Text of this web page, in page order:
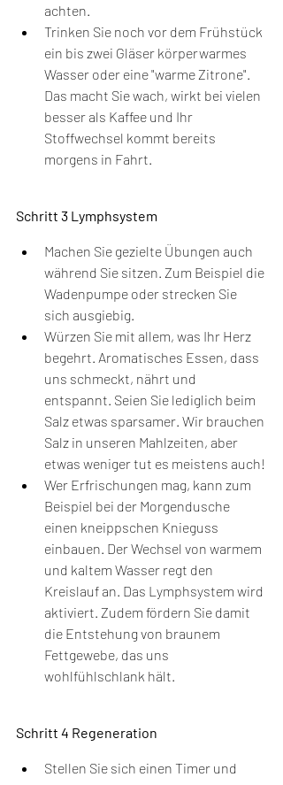
achten.
Trinken Sie noch vor dem Frühstück
ein bis zwei Gläser körperwarmes
Wasser oder eine "warme Zitrone".
Das macht Sie wach, wirkt bei vielen
besser als Kaffee und Ihr
Stoffwechsel kommt bereits
morgens in Fahrt.
Schritt 3 Lymphsystem
Machen Sie gezielte Übungen auch
während Sie sitzen. Zum Beispiel die
Wadenpumpe oder strecken Sie
sich ausgiebig.
Würzen Sie mit allem, was Ihr Herz
begehrt. Aromatisches Essen, dass
uns schmeckt, nährt und
entspannt. Seien Sie lediglich beim
Salz etwas sparsamer. Wir brauchen
Salz in unseren Mahlzeiten, aber
etwas weniger tut es meistens auch!
Wer Erfrischungen mag, kann zum
Beispiel bei der Morgendusche
einen kneippschen Knieguss
einbauen. Der Wechsel von warmem
und kaltem Wasser regt den
Kreislauf an. Das Lymphsystem wird
aktiviert. Zudem fördern Sie damit
die Entstehung von braunem
Fettgewebe, das uns
wohlfühlschlank hält.
Schritt 4 Regeneration
Stellen Sie sich einen Timer und